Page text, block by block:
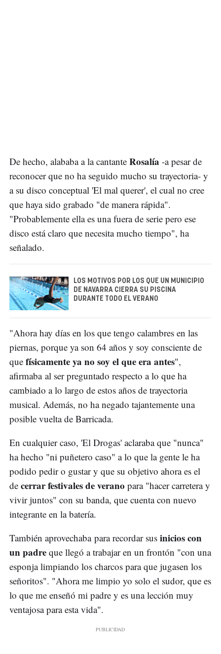
De hecho, alababa a la cantante Rosalía -a pesar de
reconocer que no ha seguido mucho su trayectoria- y
a su disco conceptual 'El mal querer', el cual no cree
que haya sido grabado "de manera rápida".
"Probablemente ella es una fuera de serie pero ese
disco está claro que necesita mucho tiempo", ha
señalado.
LOS MOTIVOS POR LOS QUE UN MUNICIPIO
DE NAVARRA CIERRA SU PISCINA
DURANTE TODO EL VERANO
"Ahora hay días en los que tengo calambres en las
piernas, porque ya son 64 años y soy consciente de
que físicamente ya no soy el que era antes",
afirmaba al ser preguntado respecto a lo que ha
cambiado a lo largo de estos años de trayectoria
musical. Además, no ha negado tajantemente una
posible vuelta de Barricada.
En cualquier caso, 'El Drogas' aclaraba que "nunca"
ha hecho "ni puñetero caso" a lo que la gente le ha
podido pedir o gustar y que su objetivo ahora es el
de cerrar festivales de verano para "hacer carretera y
vivir juntos" con su banda, que cuenta con nuevo
integrante en la batería.
También aprovechaba para recordar sus inicios con
un padre que llegó a trabajar en un frontón "con una
esponja limpiando los charcos para que jugasen los
señoritos". "Ahora me limpio yo solo el sudor, que es
lo que me enseñó mi padre y es una lección muy
ventajosa para esta vida".